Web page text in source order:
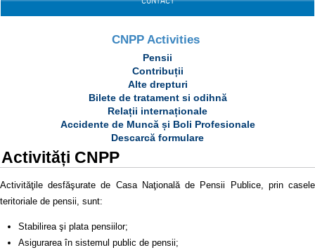
CNPP Activities
Pensii
Contribuții
Alte drepturi
Bilete de tratament si odihnă
Relații internaționale
Accidente de Muncă și Boli Profesionale
Descarcă formulare
Activități CNPP
Activităţile desfăşurate de Casa Naţională de Pensii Publice, prin casele
teritoriale de pensii, sunt:
Stabilirea şi plata pensiilor;
Asigurarea în sistemul public de pensii;